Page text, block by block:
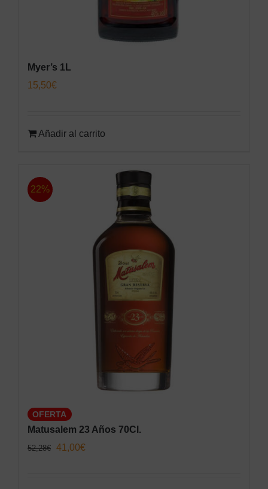
Myer’s 1L
15,50€
Añadir al carrito
22%
OFERTA
Matusalem 23 Años 70Cl.
52,28€ El
41,00€